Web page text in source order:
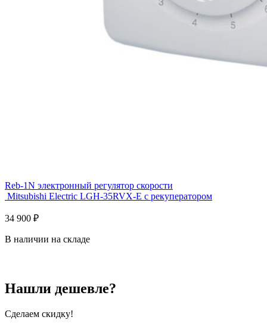
Reb-1N электронный регулятор скорости
Mitsubishi Electric LGH-35RVX-E с рекуператором
34 900 ₽
В наличии на складе
Нашли дешевле?
Сделаем скидку!